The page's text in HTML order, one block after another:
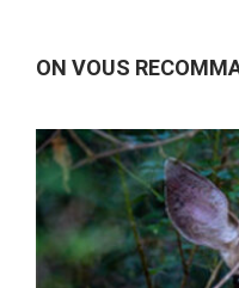
ON VOUS